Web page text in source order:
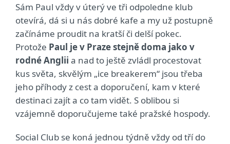
Sám Paul vždy v úterý ve tři odpoledne klub
otevírá, dá si u nás dobré kafe a my už postupně
začínáme proudit na kratší či delší pokec.
Protože Paul je v Praze stejně doma jako v
rodné Anglii a nad to ještě zvládl procestovat
kus světa, skvělým „ice breakerem“ jsou třeba
jeho příhody z cest a doporučení, kam v které
destinaci zajít a co tam vidět. S oblibou si
vzájemně doporučujeme také pražské hospody.
Social Club se koná jednou týdně vždy od tří do